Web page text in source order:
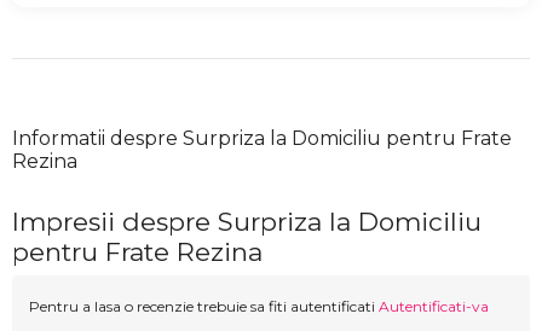
Informatii despre Surpriza la Domiciliu pentru Frate
Rezina
Impresii despre Surpriza la Domiciliu
pentru Frate Rezina
Pentru a lasa o recenzie trebuie sa fiti autentificati Autentificati-va